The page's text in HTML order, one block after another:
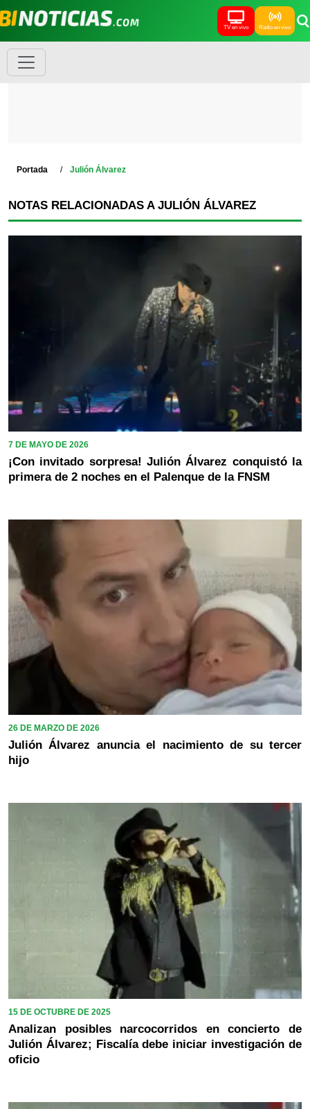
TV en vivo Radio en vivo
Portada Julión Álvarez
NOTAS RELACIONADAS A JULIÓN ÁLVAREZ
7 DE MAYO DE 2026
¡Con invitado sorpresa! Julión Álvarez conquistó la
primera de 2 noches en el Palenque de la FNSM
26 DE MARZO DE 2026
Julión Álvarez anuncia el nacimiento de su tercer
hijo
15 DE OCTUBRE DE 2025
Analizan posibles narcocorridos en concierto de
Julión Álvarez; Fiscalía debe iniciar investigación de
oficio